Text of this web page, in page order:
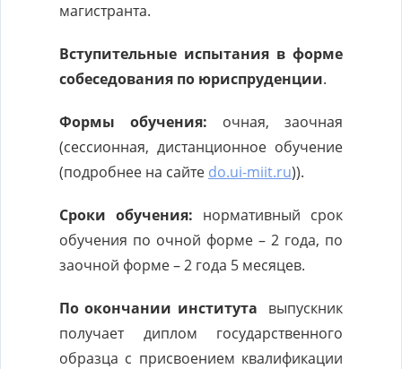
магистранта.
Вступительные испытания в форме
собеседования по юриспруденции.
Формы обучения: очная, заочная
(сессионная, дистанционное обучение
(подробнее на сайте do.ui-miit.ru)).
Сроки обучения: нормативный срок
обучения по очной форме – 2 года, по
заочной форме – 2 года 5 месяцев.
По окончании института выпускник
получает диплом государственного
образца с присвоением квалификации